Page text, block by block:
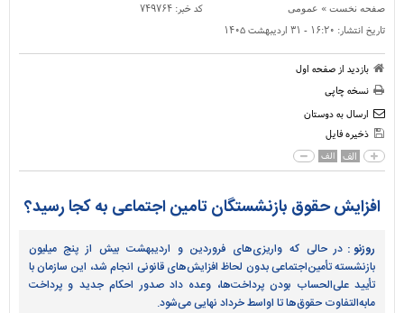
صفحه نخست » عمومی کد خبر: ۷۴۹۷۶۴
تاریخ انتشار: ۱۶:۲۰ - ۳۱ ارديبهشت ۱۴۰۵
بازدید از صفحه اول
نسخه چاپی
ارسال به دوستان
ذخیره فایل
الف الف
افزایش حقوق بازنشستگان تامین اجتماعی به کجا رسید؟
روزنو : در حالی که واریزی‌های فروردین و اردیبهشت بیش از پنج میلیون
بازنشسته تأمین‌اجتماعی بدون لحاظ افزایش‌های قانونی انجام شد، این سازمان با
تأیید علی‌الحساب بودن پرداخت‌ها، وعده داد صدور احکام جدید و پرداخت
مابه‌التفاوت حقوق‌ها تا اواسط خرداد نهایی می‌شود.